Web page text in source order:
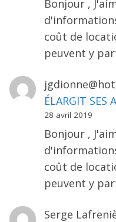
Bonjour ,
coût de
peuvent y
ÉLARGIT SES
28 avril 2019
Bonjour ,
coût de
peuvent y
Serge